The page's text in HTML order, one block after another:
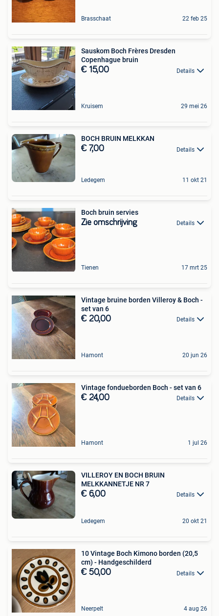
Brasschaat 22 feb 25
Sauskom Boch Frères Dresden
Copenhague bruin
€ 15,00 Details
Kruisem 29 mei 26
BOCH BRUIN MELKKAN
€ 7,00 Details
Ledegem 11 okt 21
Boch bruin servies
Zie omschrijving Details
Tienen 17 mrt 25
Vintage bruine borden Villeroy & Boch -
set van 6
€ 20,00 Details
Hamont 20 jun 26
Vintage fondueborden Boch - set van 6
€ 24,00 Details
Hamont 1 jul 26
VILLEROY EN BOCH BRUIN
MELKKANNETJE NR 7
€ 6,00 Details
Ledegem 20 okt 21
10 Vintage Boch Kimono borden (20,5
cm) - Handgeschilderd
€ 50,00 Details
Neerpelt 4 aug 26